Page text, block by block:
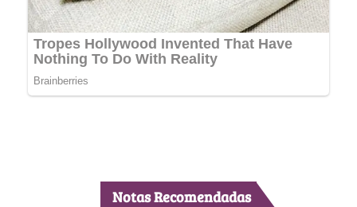
Notas Recomendadas